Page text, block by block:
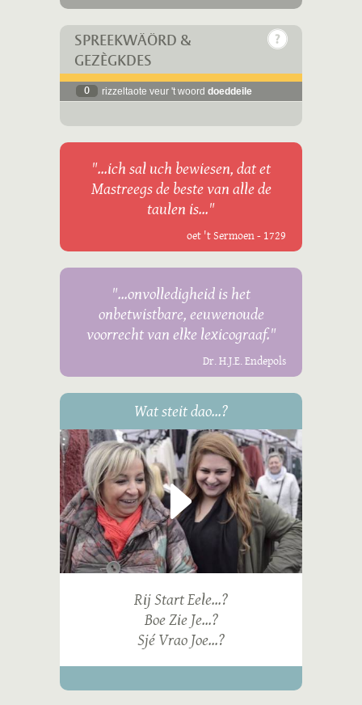
SPREEKWÄÖRD &
GEZÈGKDES
0 rizzeltaote veur 't woord doeddeile
"...ich sal uch bewiesen, dat et
Mastreegs de beste van alle de
taulen is..."
oet 't Sermoen - 1729
"...onvolledigheid is het
onbetwistbare, eeuwenoude
voorrecht van elke lexicograaf."
Dr. H.J.E. Endepols
Wat steit dao...?
Rij Start Eele...?
Boe Zie Je...?
Sjé Vrao Joe...?